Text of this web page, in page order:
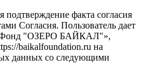
подтверждение факта согласия
Согласия. Пользователь дает
«Фонд "ОЗЕРО БАЙКАЛ"»,
baikalfoundation.ru на
данных со следующими